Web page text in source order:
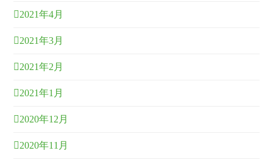
2021年4月
2021年3月
2021年2月
2021年1月
2020年12月
2020年11月